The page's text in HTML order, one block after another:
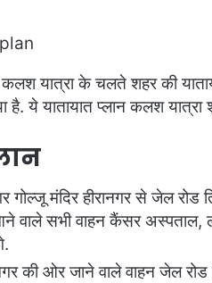
कलश यात्रा के चलते शहर की
है. ये यातायात प्लान कलश
गोल्जू मंदिर हीरानगर से जेल
वाले सभी वाहन कैंसर अस्पताल,
की ओर जाने वाले वाहन जेल